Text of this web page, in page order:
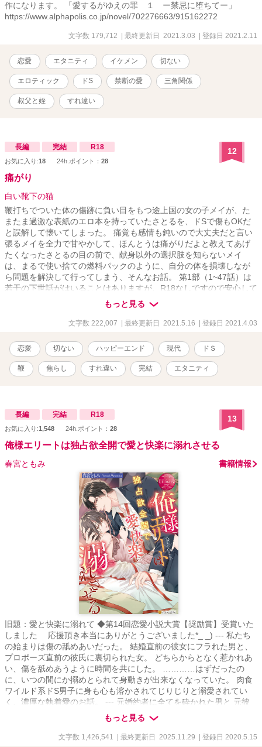
作になります。 「愛するがゆえの罪 １ ー禁忌に堕ちてー」
https://www.alphapolis.co.jp/novel/702276663/915162272
文字数 179,712 | 最終更新日 2021.3.03 | 登録日 2021.2.11
恋愛 エタニティ イケメン 切ない
エロティック ドS 禁断の愛 三角関係
叔父と姪 すれ違い
長編 完結 R18
お気に入り:18 24h.ポイント： 28
12
痛がり
白い靴下の猫
鞭打ちでついた体の傷跡に負い目をもつ途上国の女の子メイが、た
またま過激な表紙のエロ本を持っていたさとるを、ドSで傷もOKだ
と誤解して懐いてしまった。 痛覚も感情も鈍いので大丈夫だと言い
張るメイを全力で甘やかして、ほんとうは痛がりだよと教えてあげ
たくなったさとるの目の前で、献身以外の選択肢を知らないメイ
は、まるで使い捨ての燃料パックのように、自分の体を損壊しなが
ら問題を解決して行ってしまう、そんなお話。 第1部（1~47話）は
若干の下世話がはいることはありますが、R18なしですので安心して
お読みください。 第2部（48話以降）は不慣れながらR18入りさせて
いただきます。主人公がドSと誤解されている関係上、若干過激な表
現が出ますが、脳内SMレベルで、さとるはちゃんとメイに優しいで
もっと見る
文字数 222,007 | 最終更新日 2021.5.16 | 登録日 2021.4.03
恋愛 切ない ハッピーエンド 現代 ドＳ
鞭 焦らし すれ違い 完結 エタニティ
長編 完結 R18
お気に入り:1,548 24h.ポイント： 28
13
俺様エリートは独占欲全開で愛と快楽に溺れさせる
春宮ともみ 書籍情報
旧題：愛と快楽に溺れて ◆第14回恋愛小説大賞【奨励賞】受賞いた
しました 応援頂き本当にありがとうございました*_ _) --- 私たち
の始まりは傷の舐めあいだった。 結婚直前の彼女にフラれた男と、
プロポーズ直前の彼氏に裏切られた女。 どちらからとなく惹かれあ
い、傷を舐めあうように時間を共にした。 …………はずだったの
に、いつの間にか搦めとられて身動きが出来なくなっていた。 肉食
ワイルド系ドS男子に身も心も溶かされてじりじりと溺愛されてい
く、濃厚な執着愛のお話。 --- 元婚約者に全てを砕かれた男と 元彼
氏に"不感症"と言われ捨てられた女が紡ぐ、 トラウマ持ちふたりの
時々シリアスじれじれ溺愛ストーリー。 --- ＊印＝R18 ※印＝流血表
現含む暴力的・残酷描写があります。苦手な方はご注意ください。
もっと見る
文字数 1,426,541 | 最終更新日 2025.11.29 | 登録日 2020.5.15